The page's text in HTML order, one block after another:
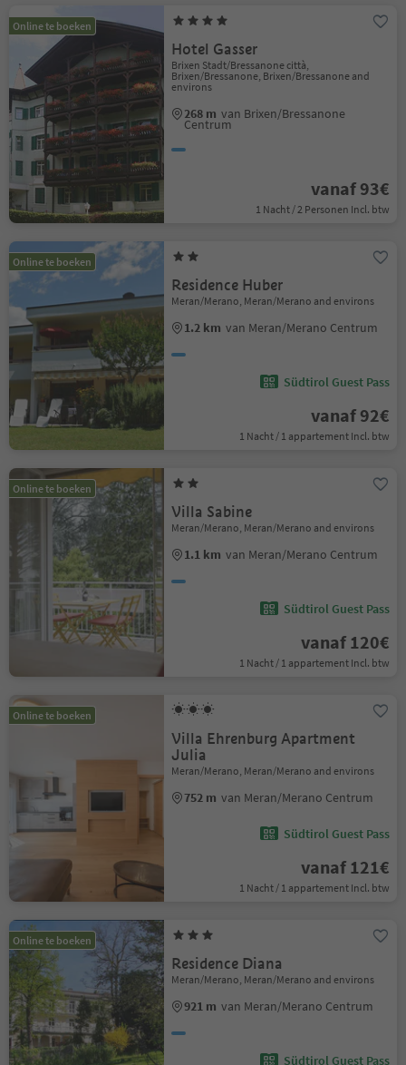
Online te boeken
Hotel Gasser
Brixen Stadt/Bressanone città,
Brixen/Bressanone, Brixen/Bressanone and
environs
268 m van Brixen/Bressanone
Centrum
vanaf 93€
1 Nacht / 2 Personen Incl. btw
Online te boeken
Residence Huber
Meran/Merano, Meran/Merano and environs
1.2 km van Meran/Merano Centrum
Südtirol Guest Pass
vanaf 92€
1 Nacht / 1 appartement Incl. btw
Online te boeken
Villa Sabine
Meran/Merano, Meran/Merano and environs
1.1 km van Meran/Merano Centrum
Südtirol Guest Pass
vanaf 120€
1 Nacht / 1 appartement Incl. btw
Online te boeken
Villa Ehrenburg Apartment
Julia
Meran/Merano, Meran/Merano and environs
752 m van Meran/Merano Centrum
Südtirol Guest Pass
vanaf 121€
1 Nacht / 1 appartement Incl. btw
Online te boeken
Residence Diana
Meran/Merano, Meran/Merano and environs
921 m van Meran/Merano Centrum
Südtirol Guest Pass